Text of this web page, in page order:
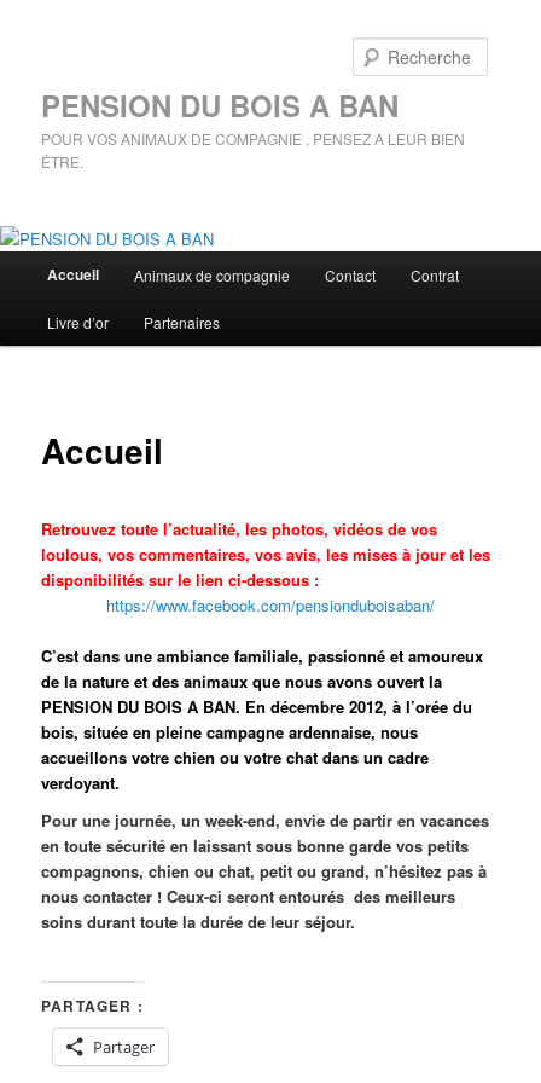
PENSION DU BOIS A BAN
POUR VOS ANIMAUX DE COMPAGNIE , PENSEZ A LEUR BIEN
ÊTRE.
Accueil Animaux de compagnie Contact Contrat
Livre d’or Partenaires
Accueil
Retrouvez toute l’actualité, les photos, vidéos de vos
loulous, vos commentaires, vos avis, les mises à jour et les
disponibilités sur le lien ci-dessous :
https://www.facebook.com/pensionduboisaban/
C’est dans une ambiance fa­miliale, passionné et amoureux
de la nature et des ani­maux que nous avons ouvert la
PENSION DU BOIS A BAN. En décembre 2012, à l’orée du
bois, située en pleine campagne ardennaise, nous
accueillons votre chien ou votre chat dans un cadre
verdoyant.
Pour une journée, un week-end, envie de partir en vacances
en toute sécurité en laissant sous bonne garde vos petits
compagnons, chien ou chat, petit ou grand, n’hésitez pas à
nous contacter ! Ceux-ci seront entourés des meilleurs
soins durant toute la durée de leur séjour.
PARTAGER :
Partager